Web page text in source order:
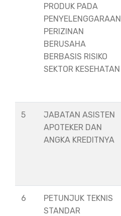
PRODUK PADA
PENYELENGGARAAN
PERIZINAN
BERUSAHA
BERBASIS RISIKO
SEKTOR KESEHATAN
5
JABATAN ASISTEN
APOTEKER DAN
ANGKA KREDITNYA
6
PETUNJUK TEKNIS
STANDAR